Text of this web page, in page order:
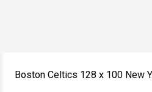
Boston Celtics 128 x 100 New